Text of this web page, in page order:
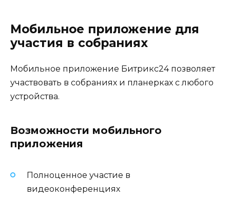
Мобильное приложение для
участия в собраниях
Мобильное приложение Битрикс24 позволяет
участвовать в собраниях и планерках с любого
устройства.
Возможности мобильного
приложения
Полноценное участие в
видеоконференциях